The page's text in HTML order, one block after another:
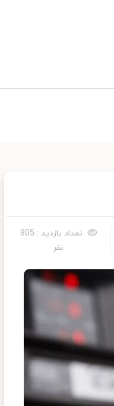
تعداد بازدید : 805
نفر